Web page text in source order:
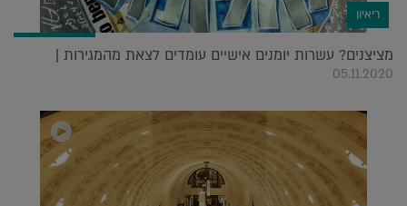
ריאיון
מציצנים? עשרות יומנים אישיים עומדים לצאת מהמגירות |
05.11.2020